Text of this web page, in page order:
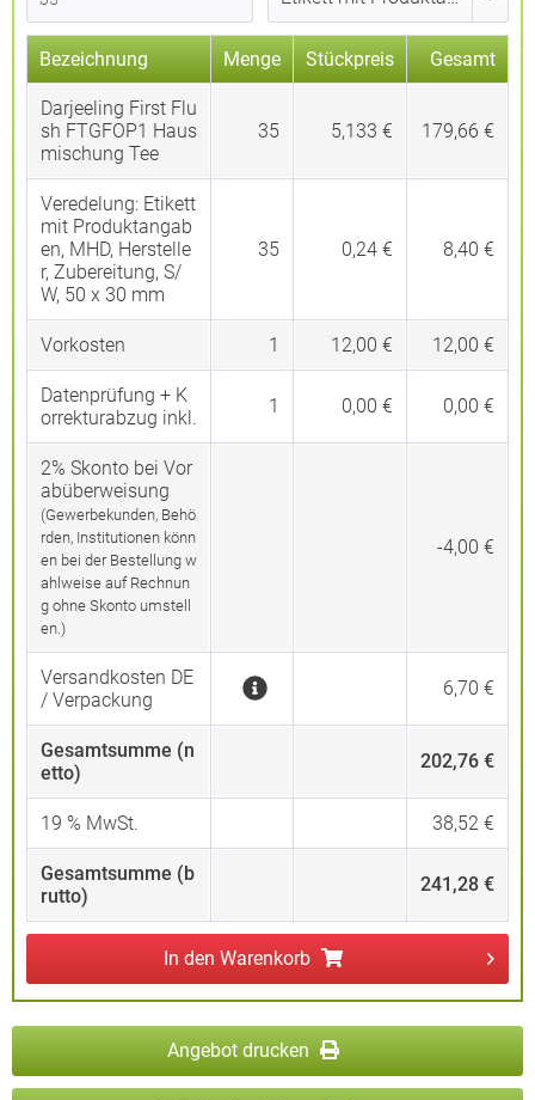
Bezeichnung Menge Stückpreis Gesamt
Darjeeling First Flu
sh FTGFOP1 Haus
mischung Tee
35 5,133 € 179,66 €
Veredelung: Etikett
mit Produktangab
en, MHD, Herstelle
r, Zubereitung, S/
W, 50 x 30 mm
35 0,24 € 8,40 €
Vorkosten 1 12,00 € 12,00 €
Datenprüfung + K
orrekturabzug inkl.
1 0,00 € 0,00 €
2% Skonto bei Vor
abüberweisung
(Gewerbekunden, Behö
rden, Institutionen könn
en bei der Bestellung w
ahlweise auf Rechnun
g ohne Skonto umstell
en.)
-4,00 €
Versandkosten DE
/ Verpackung
6,70 €
Gesamtsumme (n
etto)
202,76 €
19 % MwSt. 38,52 €
Gesamtsumme (b
rutto)
241,28 €
In den Warenkorb
Angebot drucken